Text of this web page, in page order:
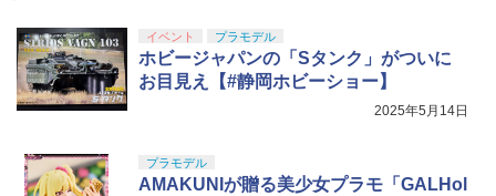
イベント プラモデル
ホビージャパンの「Sタンク」がついに
お目見え【#静岡ホビーショー】
2025年5月14日
プラモデル
AMAKUNIが贈る美少女プラモ「GALHol